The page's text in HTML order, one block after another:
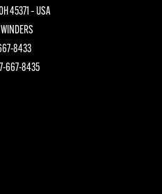
45371 – USA
8433
667-8435